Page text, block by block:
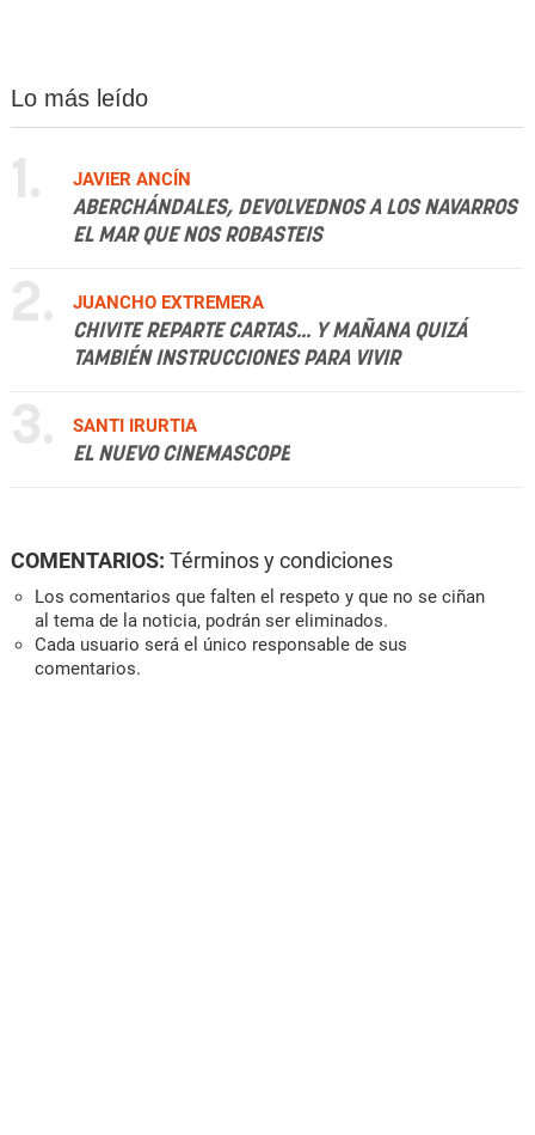
Lo más leído
1.
JAVIER ANCÍN
ABERCHÁNDALES, DEVOLVEDNOS A LOS NAVARROS
EL MAR QUE NOS ROBASTEIS
2.
JUANCHO EXTREMERA
CHIVITE REPARTE CARTAS... Y MAÑANA QUIZÁ
TAMBIÉN INSTRUCCIONES PARA VIVIR
3.
SANTI IRURTIA
EL NUEVO CINEMASCOPE
COMENTARIOS: Términos y condiciones
Los comentarios que falten el respeto y que no se ciñan
al tema de la noticia, podrán ser eliminados.
Cada usuario será el único responsable de sus
comentarios.